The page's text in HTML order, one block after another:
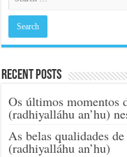
Recent Posts
Os últimos momentos
(radhiyalláhu an’hu)
As belas qualidades
(radhiyalláhu an’hu)